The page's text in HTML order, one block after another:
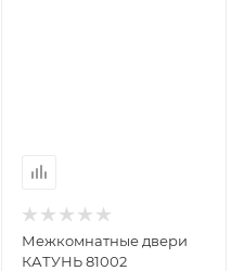
Межкомнатные двери
КАТУНЬ 81002